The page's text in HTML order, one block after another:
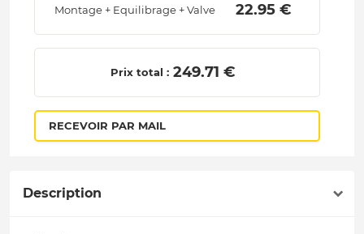
Montage + Equilibrage + Valve 22.95 €
Prix total : 249.71 €
RECEVOIR PAR MAIL
Description